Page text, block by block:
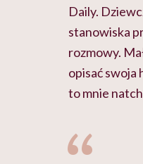
Daily.
stanowiska
rozmowy.
opisać swoja
to mnie